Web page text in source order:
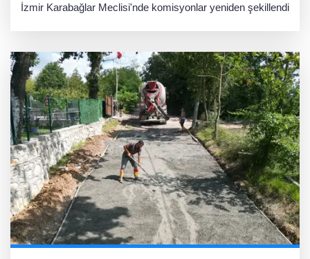
İzmir Karabağlar Meclisi'nde komisyonlar yeniden şekillendi